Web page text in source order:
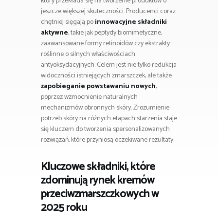
jeszcze większej skuteczności. Producenci coraz
chętniej sięgają poinnowacyjne składniki
aktywne, takie jak peptydy biomimetyczne,
zaawansowane formy retinoidów czy ekstrakty
roślinne o silnych właściwościach
antyoksydacyjnych. Celem jest nie tylko redukcja
widoczności istniejących zmarszczek, ale także
zapobieganie powstawaniu nowych,
poprzez wzmocnienie naturalnych
mechanizmów obronnych skóry. Zrozumienie
potrzeb skóry na różnych etapach starzenia staje
się kluczem do tworzenia spersonalizowanych
rozwiązań, które przyniosą oczekiwane rezultaty.
Kluczowe składniki, które
zdominują rynek kremów
przeciwzmarszczkowych w
2025 roku